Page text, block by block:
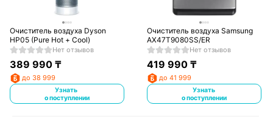
Очиститель воздуха Dyson
HP05 (Pure Hot + Cool)
Нет отзывов
389 990₸
до 38 999
Узнать
о поступлении
Очиститель воздуха Samsung
AX47T9080SS/ER
Нет отзывов
419 990 ₸
до 41 999
Узнать
о поступлении